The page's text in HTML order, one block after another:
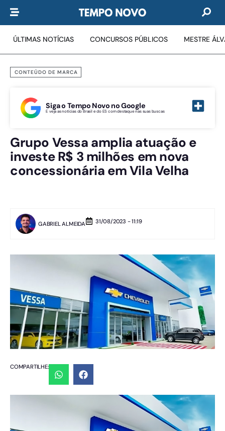
ÚLTIMAS NOTÍCIAS CONCURSOS PÚBLICOS MESTRE
CONTEÚDO DE MARCA
Siga o Tempo Novo no Google
E veja as notícias do Brasil e do ES com destaque nas suas buscas
Grupo Vessa amplia atuação e
investe R$ 3 milhões em nova
concessionária em Vila Velha
GABRIEL ALMEIDA 31/08/2023 - 11:19
COMPARTILHE: